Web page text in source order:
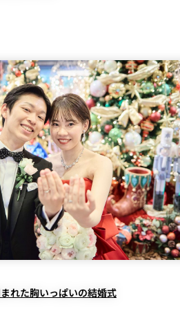
れた胸いっぱいの結婚式